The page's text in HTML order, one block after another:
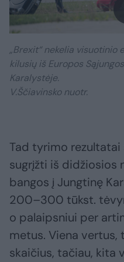
„Brexit“ nekelia visuotinio
kilusių iš Europos
Karalystėje.
V.Ščiavinsko nuotr.
Tad tyrimo rezultatai
sugrįžti iš didžiosios
bangos į Jungtinę
200–300 tūkst.
o palaipsniui per
metus. Viena vertus,
skaičius, tačiau, kita